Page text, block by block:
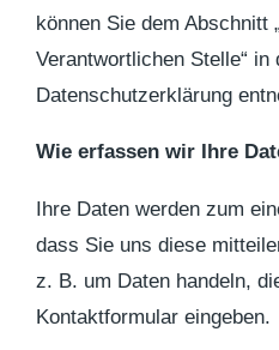
können Sie dem Abschnitt
Verantwortlichen Stelle“ in
Datenschutzerklärung
Wie erfassen wir Ihre
Ihre Daten werden zum
dass Sie uns diese
z. B. um Daten handeln,
Kontaktformular eingeben.